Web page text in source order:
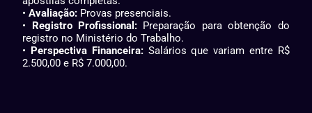
• Avaliação: Provas presenciais.
• Registro Profissional: Preparação para obtenção do
registro no Ministério do Trabalho.
•
Perspectiva Financeira: Salários que variam entre R$
2.500,00 e R$ 7.000,00.